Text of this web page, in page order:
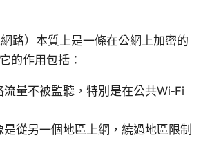
路）本質上是一條在公網上加密的
的作用包括：
量不被監聽，特別是在公共Wi‑Fi
從另一個地區上網，繞過地區限制